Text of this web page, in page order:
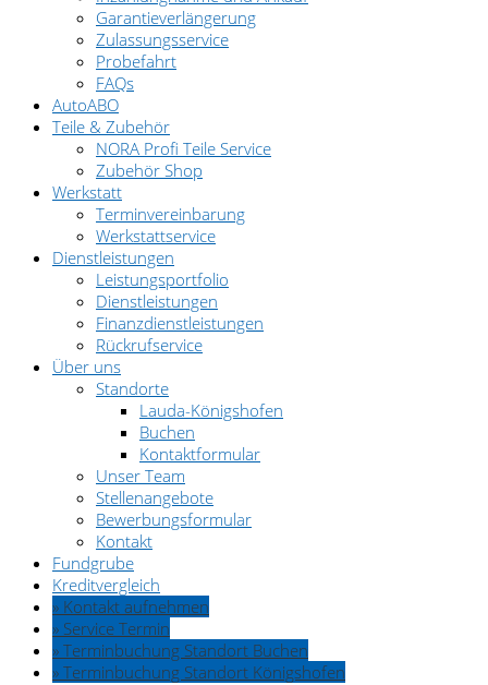
Garantieverlängerung
Zulassungsservice
Probefahrt
FAQs
AutoABO
Teile & Zubehör
NORA Profi Teile Service
Zubehör Shop
Werkstatt
Terminvereinbarung
Werkstattservice
Dienstleistungen
Leistungsportfolio
Dienstleistungen
Finanzdienstleistungen
Rückrufservice
Über uns
Standorte
Lauda-Königshofen
Buchen
Kontaktformular
Unser Team
Stellenangebote
Bewerbungsformular
Kontakt
Fundgrube
Kreditvergleich
» Kontakt aufnehmen
» Service Termin
» Terminbuchung Standort Buchen
» Terminbuchung Standort Königshofen